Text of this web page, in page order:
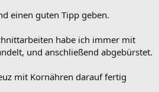
einen guten Tipp geben.
habe ich immer mit
und anschließend abgebürstet.
mit Kornähren darauf fertig